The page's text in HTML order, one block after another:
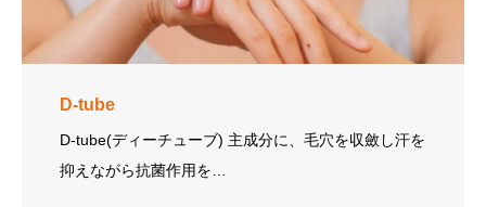
D-tube
D-tube(ディーチューブ) 主成分に、毛穴を収斂し汗を
抑えながら抗菌作用を…